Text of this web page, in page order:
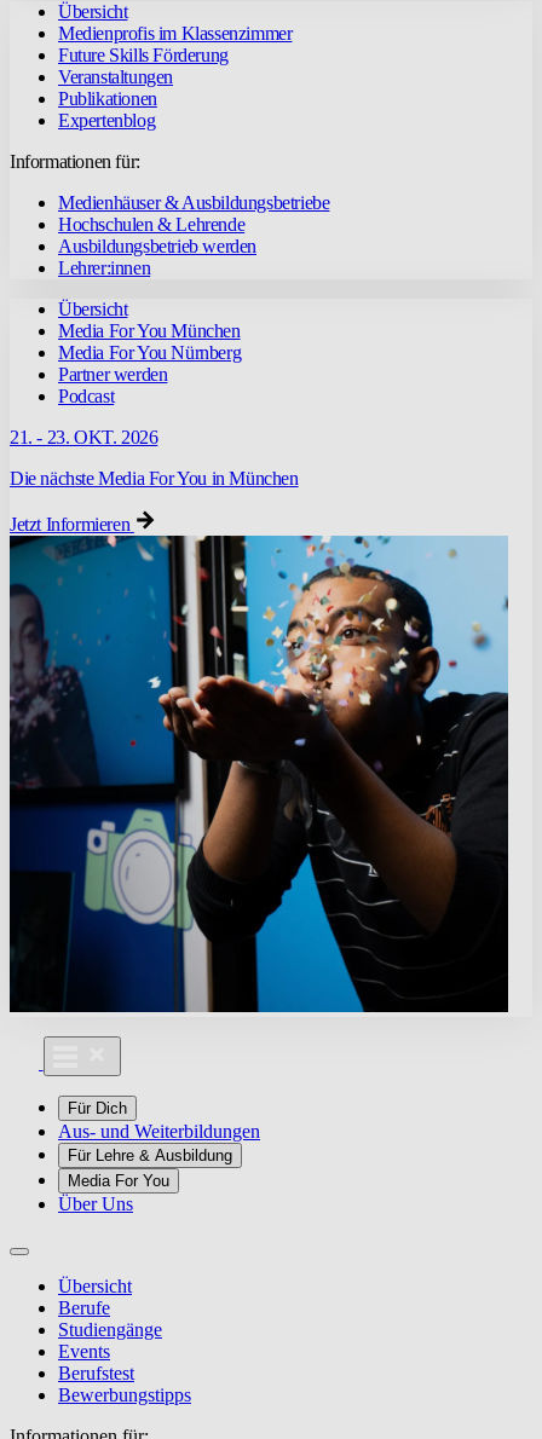
Übersicht
Medienprofis im Klassenzimmer
Future Skills Förderung
Veranstaltungen
Publikationen
Expertenblog
Informationen für:
Medienhäuser & Ausbildungsbetriebe
Hochschulen & Lehrende
Ausbildungsbetrieb werden
Lehrer:innen
Übersicht
Media For You München
Media For You Nürnberg
Partner werden
Podcast
21. - 23. OKT. 2026
Die nächste Media For You in München
Jetzt Informieren
Für Dich
Aus- und Weiterbildungen
Für Lehre & Ausbildung
Media For You
Über Uns
Übersicht
Berufe
Studiengänge
Events
Berufstest
Bewerbungstipps